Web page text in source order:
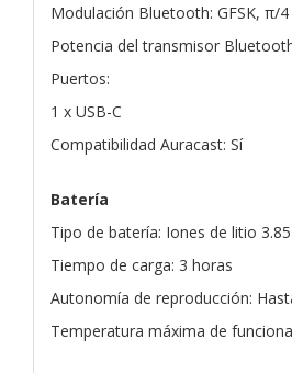
Modulación Bluetooth: GFSK, π/4
Potencia del transmisor
Puertos:
1 x USB-C
Compatibilidad Auracast: Sí
Batería
Tipo de batería: Iones de litio
Tiempo de carga: 3 horas
Autonomía de reproducción:
Temperatura máxima de